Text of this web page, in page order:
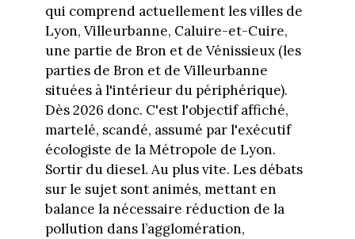
qui comprend actuellement les villes de
Lyon, Villeurbanne, Caluire-et-Cuire,
une partie de Bron et de Vénissieux (les
parties de Bron et de Villeurbanne
situées à l'intérieur du périphérique).
Dès 2026 donc. C'est l'objectif affiché,
martelé, scandé, assumé par l'exécutif
écologiste de la Métropole de Lyon.
Sortir du diesel. Au plus vite. Les débats
sur le sujet sont animés, mettant en
balance la nécessaire réduction de la
pollution dans l’agglomération,